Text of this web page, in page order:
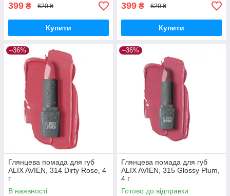
399 ₴ 620 ₴
Купити
399 ₴ 620 ₴
Купити
–36%
Глянцева помада для губ
ALIX AVIEN, 314 Dirty Rose, 4
г
В наявності
–36%
Глянцева помада для губ
ALIX AVIEN, 315 Glossy Plum,
4 г
Готово до відправки